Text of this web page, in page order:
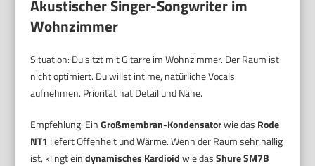
Akustischer Singer-Songwriter im
Wohnzimmer
Situation: Du sitzt mit Gitarre im Wohnzimmer. Der Raum ist
nicht optimiert. Du willst intime, natürliche Vocals
aufnehmen. Priorität hat Detail und Nähe.
Empfehlung: EinGroßmembran-Kondensatorwie das Rode
NT1 liefert Offenheit und Wärme. Wenn der Raum sehr hallig
ist, klingt eindynamisches Kardioidwie dasShure SM7B